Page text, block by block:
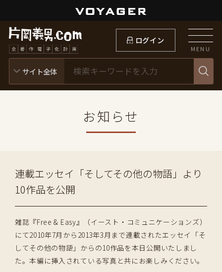
ログイン
MENU
お知らせ
連載エッセイ「そしてその他の物語」より
10作品を公開
雑誌『Free & Easy』（イースト・コミュニケーションズ）
にて2010年7月から2013年3月まで連載されたエッセイ「そ
してその他の物語」からの10作品を本日公開いたしまし
た。本編に挿入されている写真と共にお楽しみください。